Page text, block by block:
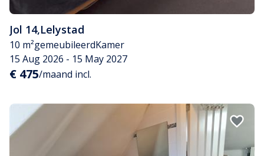
Jol 14,Lelystad
10 m²gemeubileerdKamer
15 Aug 2026 - 15 May 2027
€ 475/maand incl.